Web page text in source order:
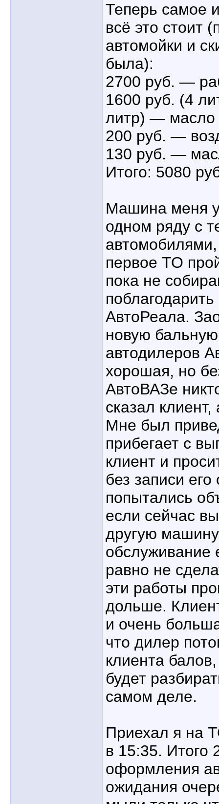
Теперь самое
всё это стоит
автомойки и
была):
2700 руб. —
1600 руб. (4
литр) — масло
200 руб. —
130 руб. —
Итого: 5080
Машина меня
одном ряду с
первое ТО
пока не
АвтоРеала.
новую
автодилеров
хорошая, но
АвтоВАЗе
сказал
Мне был
прибегает с
клиент и
без записи
попытались
если сейчас
другую
обслуживание
равно не
эти работы
дольше.
и очень
что дилер
клиента
будет
самом деле.
Приехал я на
в 15:35. Итого
оформления
ожидания